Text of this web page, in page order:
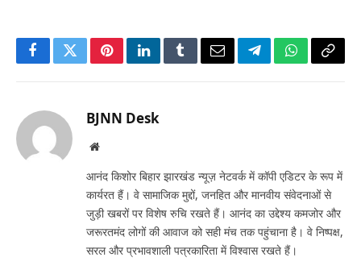
FacebookTwitterPinterestLinkedInTumblrEmailTelegramWhatsApp
Copy
BJNN Desk
Website
आनंद किशोर बिहार झारखंड न्यूज़ नेटवर्क में कॉपी एडिटर के रूप में
कार्यरत हैं। वे सामाजिक मुद्दों, जनहित और मानवीय संवेदनाओं से
जुड़ी खबरों पर विशेष रुचि रखते हैं। आनंद का उद्देश्य कमजोर और
जरूरतमंद लोगों की आवाज को सही मंच तक पहुंचाना है। वे निष्पक्ष,
सरल और प्रभावशाली पत्रकारिता में विश्वास रखते हैं।